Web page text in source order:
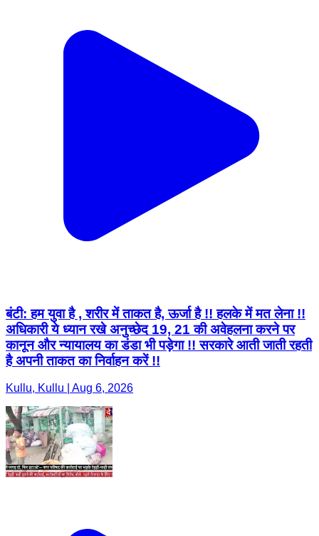
बंटी: हम युवा है , शरीर में ताकत है, ऊर्जा है !! हलके में मत लेना !!
अधिकारी ये ध्यान रखे अनुच्छेद 19, 21 की अवेहलना करने पर
कानून और न्यायालय का डंडा भी पड़ेगा !! सरकारे आती जाती रहती
है अपनी ताकत का निर्वाहन करें !!
Kullu, Kullu | Aug 6, 2026